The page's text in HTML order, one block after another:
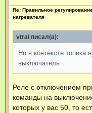
Re: Правильное
нагревателя
vtral писал(а):
Но в контексте топика
выключатель
Реле с отключением
команды на
которых у вас 50, то